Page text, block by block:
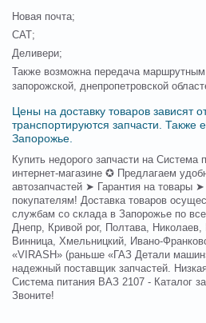
Новая почта;
САТ;
Деливери;
Также возможна передача
запорожской, днепропетровской
Цены на доставку товаров зависят
транспортируются запчасти. Также
Запорожье.
Купить недорого запчасти на
интернет-магазине ✪ Предлагаем
автозапчастей ➤ Гарантия на товары
покупателям! Доставка товаров
службам со склада в Запорожье по
Днепр, Кривой рог, Полтава,
Винница, Хмельницкий, Ивано-
«VIRASH» (раньше «ГАЗ Детали
надежный поставщик запчастей.
Система питания ВАЗ 2107 - Каталог
Звоните!